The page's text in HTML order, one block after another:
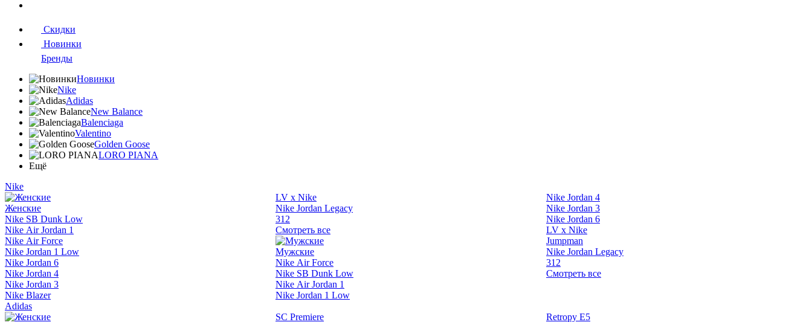
Скидки
Новинки
Бренды
Новинки
Nike
Adidas
New Balance
Balenciaga
Valentino
Golden Goose
LORO PIANA
Ещё
Nike
Женские
Nike SB Dunk Low
Nike Air Jordan 1
Nike Air Force
Nike Jordan 1 Low
Nike Jordan 6
Nike Jordan 4
Nike Jordan 3
Nike Blazer
LV x Nike
Nike Jordan Legacy
312
Смотреть все
Мужские
Nike Air Force
Nike SB Dunk Low
Nike Air Jordan 1
Nike Jordan 1 Low
Nike Jordan 4
Nike Jordan 3
Nike Jordan 6
LV x Nike
Jumpman
Nike Jordan Legacy
312
Смотреть все
Adidas
SC Premiere
Retropy E5